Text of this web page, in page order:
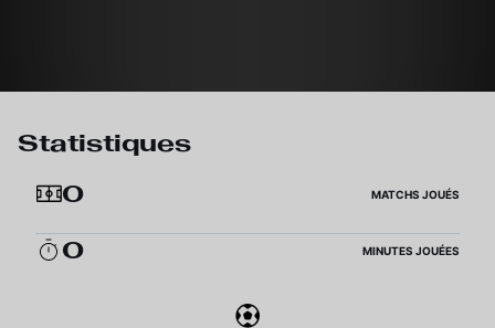
Statistiques
0
MATCHS JOUÉS
0 MINUTES JOUÉES